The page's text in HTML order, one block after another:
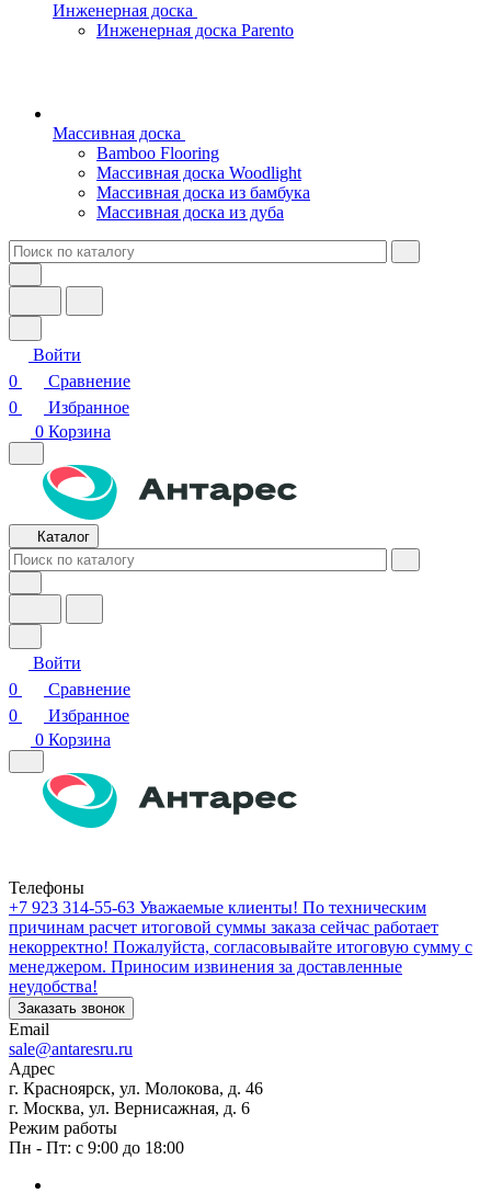
Инженерная доска
Инженерная доска Parento
Массивная доска
Bamboo Flooring
Массивная доска Woodlight
Массивная доска из бамбука
Массивная доска из дуба
Войти
0
Сравнение
0
Избранное
0 Корзина
Каталог
Войти
0
Сравнение
0
Избранное
0 Корзина
Телефоны
+7 923 314-55-63 Уважаемые клиенты! По техническим
причинам расчет итоговой суммы заказа сейчас работает
некорректно! Пожалуйста, согласовывайте итоговую сумму с
менеджером. Приносим извинения за доставленные
неудобства!
Заказать звонок
Email
sale@antaresru.ru
Адрес
г. Красноярск, ул. Молокова, д. 46
г. Москва, ул. Вернисажная, д. 6
Режим работы
Пн - Пт: с 9:00 до 18:00